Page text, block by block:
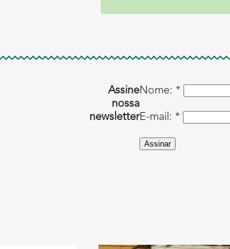
Assine
nossa
newsletter
Nome: *
E-mail: *
Assinar